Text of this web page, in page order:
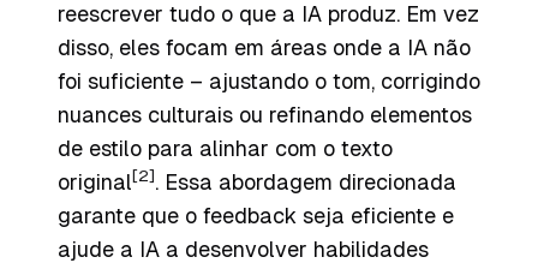
reescrever tudo o que a IA produz. Em vez
disso, eles focam em áreas onde a IA não
foi suficiente – ajustando o tom, corrigindo
nuances culturais ou refinando elementos
de estilo para alinhar com o texto
original [2] . Essa abordagem direcionada
garante que o feedback seja eficiente e
ajude a IA a desenvolver habilidades